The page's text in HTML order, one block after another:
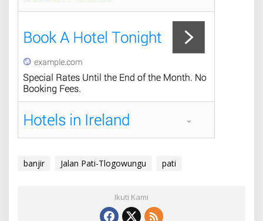
banjir Jalan Pati-Tlogowungu pati
Ikuti Kami